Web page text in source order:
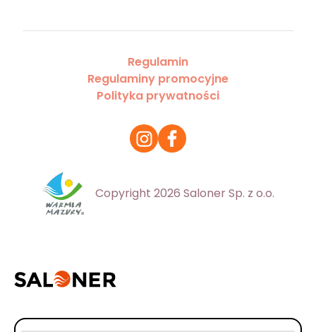
Regulamin
Regulaminy promocyjne
Polityka prywatności
Copyright 2026 Saloner Sp. z o.o.